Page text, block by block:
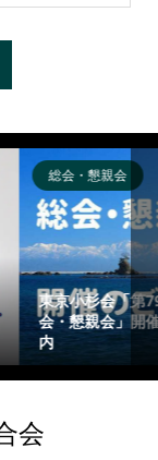
総会・懇親会
東京上市郷友会「第
総会・懇親会」開催の
会